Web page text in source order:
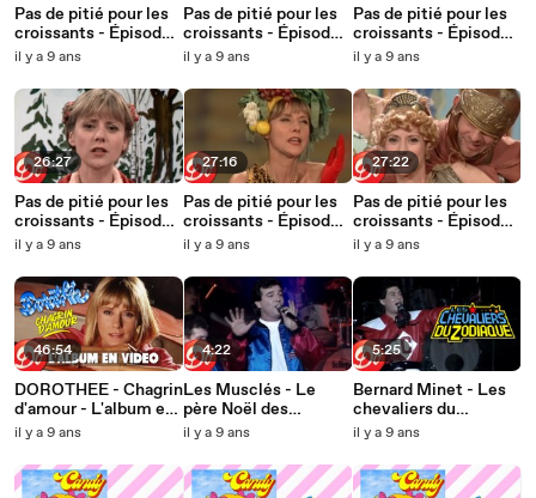
Pas de pitié pour les
croissants - Épisode
17 - Super Pat 2
il y a 9 ans
26:27
Pas de pitié pour les
croissants - Épisode
14 - Croissants sur le
il y a 9 ans
46:54
DOROTHEE - Chagrin
d'amour - L'album en
vidéo
il y a 9 ans
Pas de pitié pour les
croissants - Épisode
16 - Super pat 1
il y a 9 ans
27:16
Pas de pitié pour les
croissants - Épisode
13 - L'aube du
il y a 9 ans
4:22
Les Musclés - Le
père Noël des
Musclés [Bercy 1990]
il y a 9 ans
Pas de pitié pour les
croissants - Épisode
15 - Croissant 0,5
il y a 9 ans
27:22
Pas de pitié pour les
croissants - Épisode
12 - Le sourire de
il y a 9 ans
5:25
Bernard Minet - Les
chevaliers du
Zodiaque [Bercy
il y a 9 ans